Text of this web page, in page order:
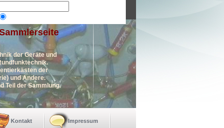
der Geräte und
der
und Andere.
Teil der Sammlung.
Kontakt Impressum